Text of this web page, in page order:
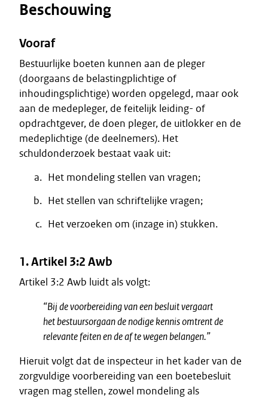
Beschouwing
Vooraf
Bestuurlijke boeten kunnen aan de pleger
(doorgaans de belastingplichtige of
inhoudingsplichtige) worden opgelegd, maar ook
aan de medepleger, de feitelijk leiding- of
opdrachtgever, de doen pleger, de uitlokker en de
medeplichtige (de deelnemers). Het
schuldonderzoek bestaat vaak uit:
Het mondeling stellen van vragen;
Het stellen van schriftelijke vragen;
Het verzoeken om (inzage in) stukken.
1. Artikel 3:2 Awb
Artikel 3:2 Awb luidt als volgt:
“Bij de voorbereiding van een besluit vergaart
het bestuursorgaan de nodige kennis omtrent de
relevante feiten en de af te wegen belangen.”
Hieruit volgt dat de inspecteur in het kader van de
zorgvuldige voorbereiding van een boetebesluit
vragen mag stellen, zowel mondeling als